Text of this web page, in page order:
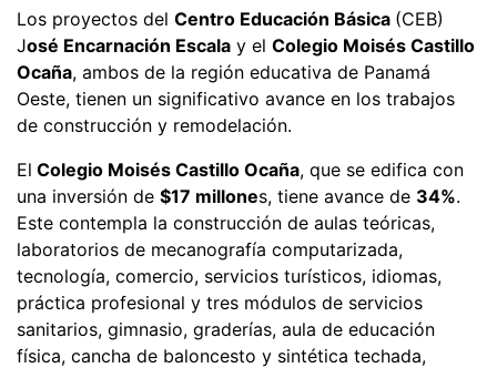
Los proyectos del Centro Educación Básica (CEB)
José Encarnación Escala y el Colegio Moisés Castillo
Ocaña, ambos de la región educativa de Panamá
Oeste, tienen un significativo avance en los trabajos
de construcción y remodelación.
El Colegio Moisés Castillo Ocaña, que se edifica con
una inversión de $17 millones, tiene avance de 34%.
Este contempla la construcción de aulas teóricas,
laboratorios de mecanografía computarizada,
tecnología, comercio, servicios turísticos, idiomas,
práctica profesional y tres módulos de servicios
sanitarios, gimnasio, graderías, aula de educación
física, cancha de baloncesto y sintética techada,